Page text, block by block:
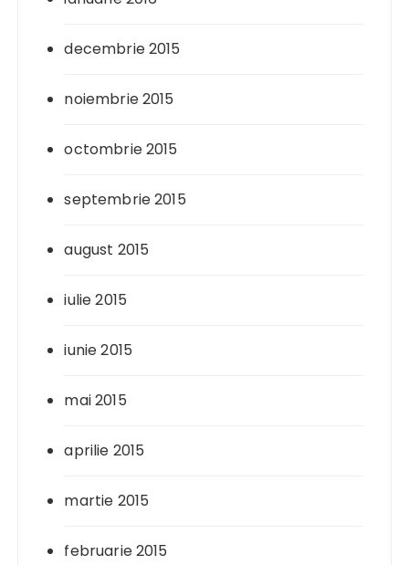
decembrie 2015
noiembrie 2015
octombrie 2015
septembrie 2015
august 2015
iulie 2015
iunie 2015
mai 2015
aprilie 2015
martie 2015
februarie 2015